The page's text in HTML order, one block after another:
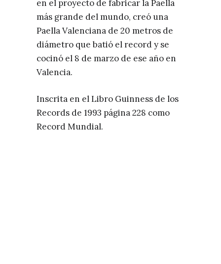
en el proyecto de fabricar la Paella
más grande del mundo, creó una
Paella Valenciana de 20 metros de
diámetro que batió el record y se
cocinó el 8 de marzo de ese año en
Valencia.
Inscrita en el Libro Guinness de los
Records de 1993 página 228 como
Record Mundial.